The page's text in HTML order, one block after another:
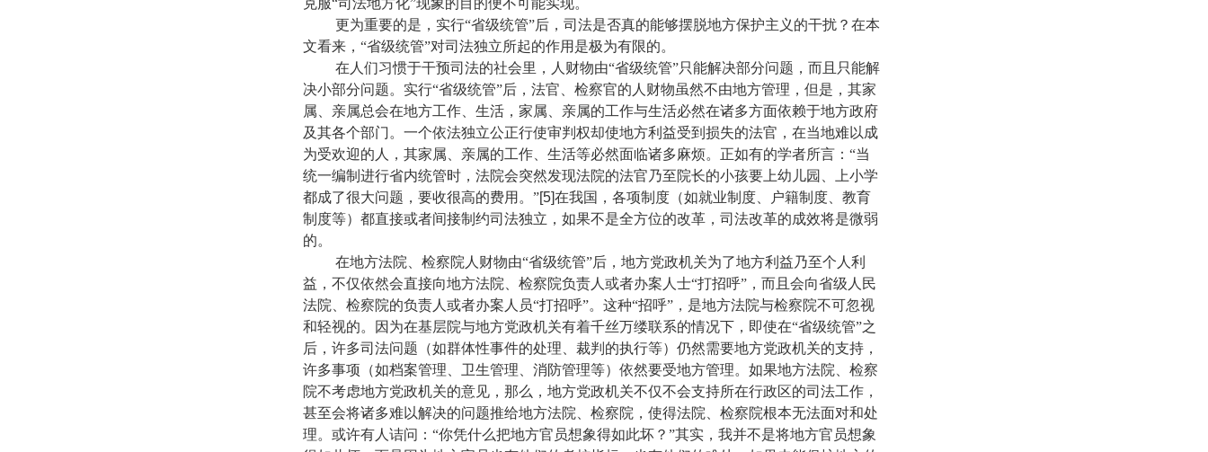
克服“司法地方化”现象的目的便不可能实现。
更为重要的是，实行“省级统管”后，司法是否真的能够摆脱地方保护主义的干扰？在本
文看来，“省级统管”对司法独立所起的作用是极为有限的。
在人们习惯于干预司法的社会里，人财物由“省级统管”只能解决部分问题，而且只能解
决小部分问题。实行“省级统管”后，法官、检察官的人财物虽然不由地方管理，但是，其家
属、亲属总会在地方工作、生活，家属、亲属的工作与生活必然在诸多方面依赖于地方政府
及其各个部门。一个依法独立公正行使审判权却使地方利益受到损失的法官，在当地难以成
为受欢迎的人，其家属、亲属的工作、生活等必然面临诸多麻烦。正如有的学者所言：“当
统一编制进行省内统管时，法院会突然发现法院的法官乃至院长的小孩要上幼儿园、上小学
都成了很大问题，要收很高的费用。”[5]在我国，各项制度（如就业制度、户籍制度、教育
制度等）都直接或者间接制约司法独立，如果不是全方位的改革，司法改革的成效将是微弱
的。
在地方法院、检察院人财物由“省级统管”后，地方党政机关为了地方利益乃至个人利
益，不仅依然会直接向地方法院、检察院负责人或者办案人士“打招呼”，而且会向省级人民
法院、检察院的负责人或者办案人员“打招呼”。这种“招呼”，是地方法院与检察院不可忽视
和轻视的。因为在基层院与地方党政机关有着千丝万缕联系的情况下，即使在“省级统管”之
后，许多司法问题（如群体性事件的处理、裁判的执行等）仍然需要地方党政机关的支持，
许多事项（如档案管理、卫生管理、消防管理等）依然要受地方管理。如果地方法院、检察
院不考虑地方党政机关的意见，那么，地方党政机关不仅不会支持所在行政区的司法工作，
甚至会将诸多难以解决的问题推给地方法院、检察院，使得法院、检察院根本无法面对和处
理。或许有人诘问：“你凭什么把地方官员想象得如此坏？”其实，我并不是将地方官员想象